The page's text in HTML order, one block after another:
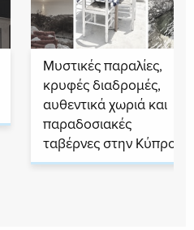
Μυστικές παραλίες,
κρυφές διαδρομές,
αυθεντικά χωριά και
παραδοσιακές
ταβέρνες στην Κύπρο